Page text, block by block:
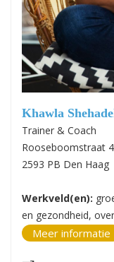
Khawla
Trainer & Coach
Rooseboomstraat
2593 PB Den Haag
Werkveld(en):
en gezondheid,
Meer informatie